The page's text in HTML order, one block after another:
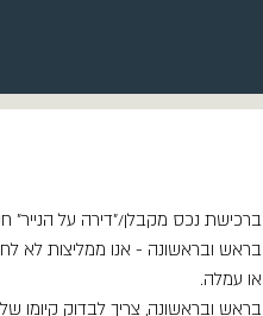
ברכישת נכס מקבלן/"דירה על הנייר"
בראש ובראשונה - אנו ממליצות לא
או עמלה.
בראש ובראשונה, צריך לבדוק קיומו